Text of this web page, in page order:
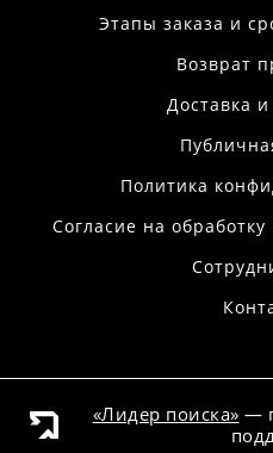
Этапы заказа и
Возврат
Доставка и
Политика
Согласие на
«Лидер поиска» —